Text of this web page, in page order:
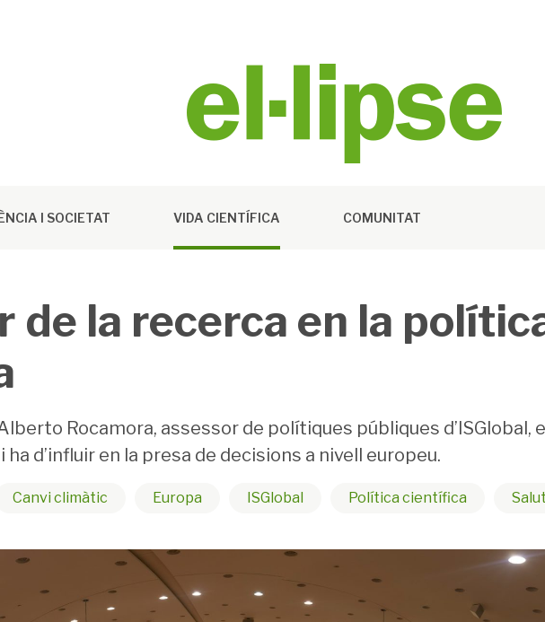
I SOCIETAT VIDA CIENTÍFICA COMUNITAT
de la recerca en la
Rocamora, assessor de polítiques públiques d’ISGlobal,
d’influir en la presa de decisions a nivell europeu.
Canvi climàtic Europa ISGlobal Política científica